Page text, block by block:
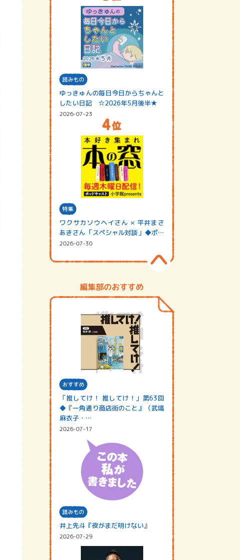
読みもの
ゆっきゅんの毎日今日からちゃんと
したい日記 ☆2026年5月後半★
2026-07-23
特集
ワクサカソウヘイさん × 平井まさ
あきさん「スペシャル対談」◆ポッ
ドキャスト…
2026-07-30
編集部のおすすめ
おすすめ
「推してけ！ 推してけ！」第63回
◆『一角通り商店街のこと』（武塙
麻衣子・…
2026-07-17
読みもの
井上先斗『夜がまだ明けない』
2026-07-29